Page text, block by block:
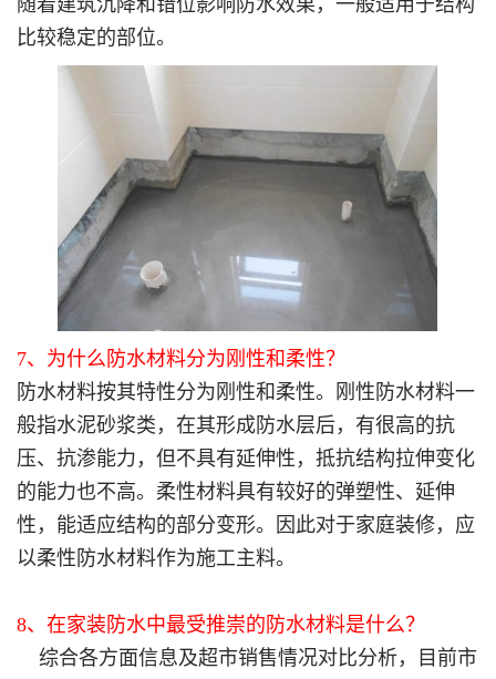
随着建筑沉降和错位影响防水效果，一般适用于结构
比较稳定的部位。
7、为什么防水材料分为刚性和柔性？
防水材料按其特性分为刚性和柔性。刚性防水材料一
般指水泥砂浆类，在其形成防水层后，有很高的抗
压、抗渗能力，但不具有延伸性，抵抗结构拉伸变化
的能力也不高。柔性材料具有较好的弹塑性、延伸
性，能适应结构的部分变形。因此对于家庭装修，应
以柔性防水材料作为施工主料。
8、在家装防水中最受推崇的防水材料是什么？
综合各方面信息及超市销售情况对比分析，目前市